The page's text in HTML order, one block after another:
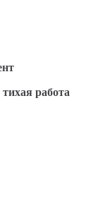
работа